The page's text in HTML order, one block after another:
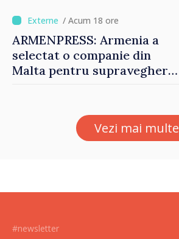
bază al oamenilor”
/ Acum 18 ore
ARMENPRESS: Armenia a
selectat o companie din
Malta pentru supravegherea
Vezi mai multe
#newsletter